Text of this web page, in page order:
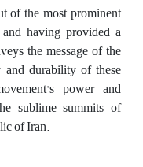
of the most prominent
having provided a
the message of the
and durability of these
power and
sublime summits of
of Iran.